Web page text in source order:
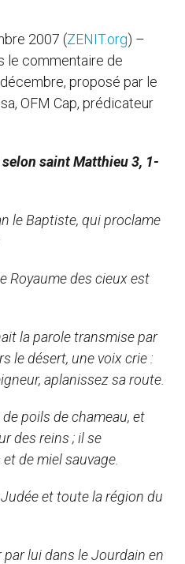
2007 (ZENIT.org) –
le commentaire de
proposé par le
OFM Cap, prédicateur
saint Matthieu 3, 1-
le Baptiste, qui proclame
Royaume des cieux est
la parole transmise par
le désert, une voix crie :
aplanissez sa route.
poils de chameau, et
des reins ; il se
de miel sauvage.
et toute la région du
lui dans le Jourdain en